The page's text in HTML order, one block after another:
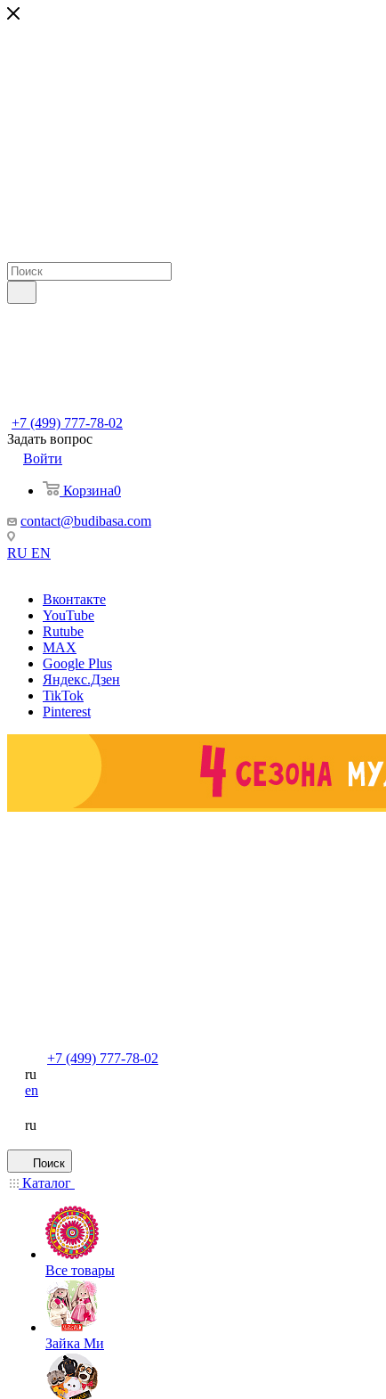
+7 (499) 777-78-02
Задать вопрос
Войти
Корзина0
contact@budibasa.com
RU EN
Вконтакте
YouTube
Rutube
MAX
Google Plus
Яндекс.Дзен
TikTok
Pinterest
+7 (499) 777-78-02
ru
en
ru
Поиск
Каталог
Все товары
Зайка Ми